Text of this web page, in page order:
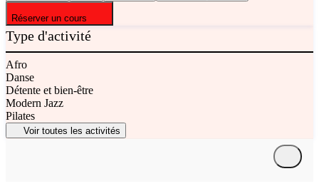
Réserver un cours
Type d'activité
Afro
Danse
Détente et bien-être
Modern Jazz
Pilates
Voir toutes les activités